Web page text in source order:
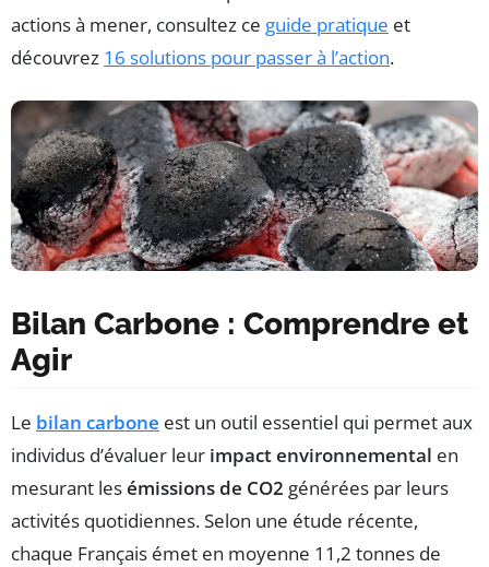
actions à mener, consultez ce guide pratique et
découvrez 16 solutions pour passer à l’action.
Bilan Carbone : Comprendre et
Agir
Le bilan carbone est un outil essentiel qui permet aux
individus d’évaluer leur impact environnemental en
mesurant lesémissions de CO2 générées par leurs
activités quotidiennes. Selon une étude récente,
chaque Français émet en moyenne 11,2 tonnes de